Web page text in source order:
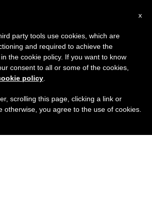
x
party tools use cookies, which are
and required to achieve the
the cookie policy. If you want to know
consent to all or some of the cookies,
policy
scrolling this page, clicking a link or
otherwise, you agree to the use of cookies.